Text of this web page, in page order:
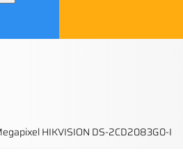
HIKVISION DS-2CD2083G0-I